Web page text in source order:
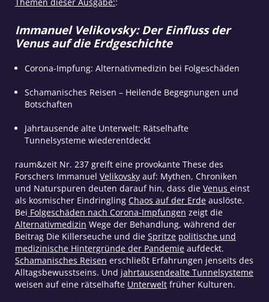
Immanuel Velikovsky: Der Einfluss der
Venus auf die Erdgeschichte
Corona-Impfung: Alternativmedizin bei Folgeschäden
Schamanisches Reisen – Heilende Begegnungen und
Botschaften
Jahrtausende alte Unterwelt: Rätselhafte
Tunnelsysteme wiederentdeckt
raum&zeit Nr. 237 greift eine provokante These des
Forschers Immanuel Velikovskyauf: Mythen, Chroniken
und Naturspuren deuten darauf hin, dass die Venus einst
als kosmischer Eindringling Chaos auf der Erdeauslöste.
Bei Folgeschäden nach Corona-Impfungen zeigt die
Alternativmedizin Wege der Behandlung, während der
Beitrag Die Killerseuche und die Spritze politische und
medizinische Hintergründe der Pandemieaufdeckt.
Schamanisches Reisen erschließt Erfahrungen jenseits des
Alltagsbewusstseins. Und jahrtausendealte Tunnelsysteme
weisen auf eine rätselhafte Unterweltfrüher Kulturen.